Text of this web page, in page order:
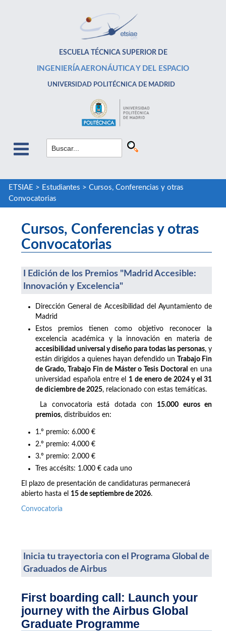
ESCUELA TÉCNICA SUPERIOR DE
INGENIERÍA AERONÁUTICA Y DEL ESPACIO
UNIVERSIDAD POLITÉCNICA DE MADRID
ETSIAE > Estudiantes > Cursos, Conferencias y otras
Convocatorias
Cursos, Conferencias y otras
Convocatorias
I Edición de los Premios "Madrid Accesible:
Innovación y Excelencia"
Dirección General de Accesibilidad del Ayuntamiento de
Madrid
Estos premios tienen como objetivo reconocer la
excelencia académica y la innovación en materia de
accesibilidad universal y diseño para todas las personas, y
están dirigidos a quienes hayan defendido un Trabajo Fin
de Grado, Trabajo Fin de Máster o Tesis Doctoral en una
universidad española entre el 1 de enero de 2024 y el 31
de diciembre de 2025, relacionado con estas temáticas.
La convocatoria está dotada con 15.000 euros en
premios, distribuidos en:
1.º premio: 6.000 €
2.º premio: 4.000 €
3.º premio: 2.000 €
Tres accésits: 1.000 € cada uno
El plazo de presentación de candidaturas permanecerá
abierto hasta el 15 de septiembre de 2026.
Convocatoria
Inicia tu trayectoria con el Programa Global de
Graduados de Airbus
First boarding call: Launch your
journey with the Airbus Global
Graduate Programme